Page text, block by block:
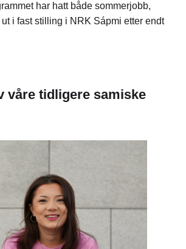
har hatt både sommerjobb,
i fast stilling i NRK Sápmi etter endt
våre tidligere samiske